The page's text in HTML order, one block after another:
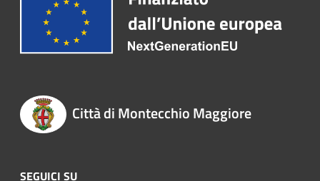
Città di Montecchio Maggiore
SEGUICI SU